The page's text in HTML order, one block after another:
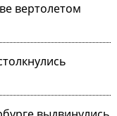
вертолетом